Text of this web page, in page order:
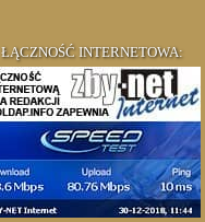
ŁĄCZNOŚĆ INTERNETOWA: